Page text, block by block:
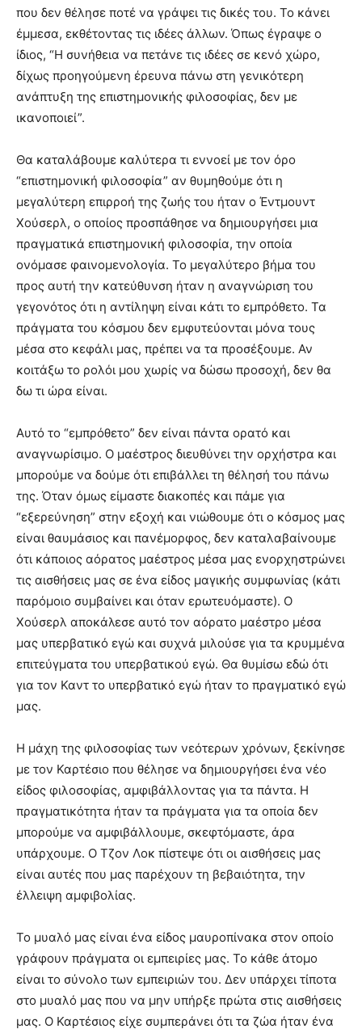
που δεν θέλησε ποτέ να γράψει τις δικές του. Το κάνει
έμμεσα, εκθέτοντας τις ιδέες άλλων. Όπως έγραψε ο
ίδιος, “Η συνήθεια να πετάνε τις ιδέες σε κενό χώρο,
δίχως προηγούμενη έρευνα πάνω στη γενικότερη
ανάπτυξη της επιστημονικής φιλοσοφίας, δεν με
ικανοποιεί”.
Θα καταλάβουμε καλύτερα τι εννοεί με τον όρο
“επιστημονική φιλοσοφία” αν θυμηθούμε ότι η
μεγαλύτερη επιρροή της ζωής του ήταν ο Έντμουντ
Χούσερλ, ο οποίος προσπάθησε να δημιουργήσει μια
πραγματικά επιστημονική φιλοσοφία, την οποία
ονόμασε φαινομενολογία. Το μεγαλύτερο βήμα του
προς αυτή την κατεύθυνση ήταν η αναγνώριση του
γεγονότος ότι η αντίληψη είναι κάτι το εμπρόθετο. Τα
πράγματα του κόσμου δεν εμφυτεύονται μόνα τους
μέσα στο κεφάλι μας, πρέπει να τα προσέξουμε. Αν
κοιτάξω το ρολόι μου χωρίς να δώσω προσοχή, δεν θα
δω τι ώρα είναι.
Αυτό το “εμπρόθετο” δεν είναι πάντα ορατό και
αναγνωρίσιμο. Ο μαέστρος διευθύνει την ορχήστρα και
μπορούμε να δούμε ότι επιβάλλει τη θέλησή του πάνω
της. Όταν όμως είμαστε διακοπές και πάμε για
“εξερεύνηση” στην εξοχή και νιώθουμε ότι ο κόσμος μας
είναι θαυμάσιος και πανέμορφος, δεν καταλαβαίνουμε
ότι κάποιος αόρατος μαέστρος μέσα μας ενορχηστρώνει
τις αισθήσεις μας σε ένα είδος μαγικής συμφωνίας (κάτι
παρόμοιο συμβαίνει και όταν ερωτευόμαστε). Ο
Χούσερλ αποκάλεσε αυτό τον αόρατο μαέστρο μέσα
μας υπερβατικό εγώ και συχνά μιλούσε για τα κρυμμένα
επιτεύγματα του υπερβατικού εγώ. Θα θυμίσω εδώ ότι
για τον Καντ το υπερβατικό εγώ ήταν το πραγματικό εγώ
μας.
Η μάχη της φιλοσοφίας των νεότερων χρόνων, ξεκίνησε
με τον Καρτέσιο που θέλησε να δημιουργήσει ένα νέο
είδος φιλοσοφίας, αμφιβάλλοντας για τα πάντα. Η
πραγματικότητα ήταν τα πράγματα για τα οποία δεν
μπορούμε να αμφιβάλλουμε, σκεφτόμαστε, άρα
υπάρχουμε. Ο Τζον Λοκ πίστεψε ότι οι αισθήσεις μας
είναι αυτές που μας παρέχουν τη βεβαιότητα, την
έλλειψη αμφιβολίας.
Το μυαλό μας είναι ένα είδος μαυροπίνακα στον οποίο
γράφουν πράγματα οι εμπειρίες μας. To κάθε άτομο
είναι το σύνολο των εμπειριών του. Δεν υπάρχει τίποτα
στο μυαλό μας που να μην υπήρξε πρώτα στις αισθήσεις
μας. Ο Καρτέσιος είχε συμπεράνει ότι τα ζώα ήταν ένα